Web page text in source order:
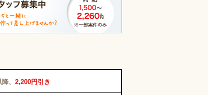
、 2,200円引き